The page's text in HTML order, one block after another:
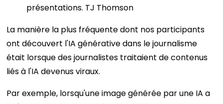
présentations. TJ Thomson
La manière la plus fréquente dont nos participants
ont découvert l'IA générative dans le journalisme
était lorsque des journalistes traitaient de contenus
liés à l'IA devenus viraux.
Par exemple, lorsqu'une image générée par une IA a